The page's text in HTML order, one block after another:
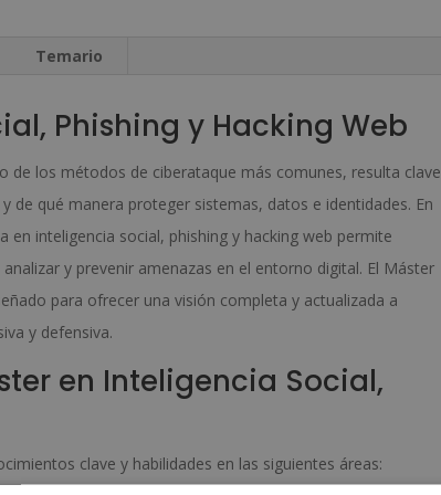
Autentificado
Notario
-
cantidad
Temario
Phishing y Hacking Web
de los métodos de ciberataque más comunes, resulta clave
de qué manera proteger sistemas, datos e identidades. En
inteligencia social, phishing y hacking web permite
y prevenir amenazas en el entorno digital. El Máster
para ofrecer una visión completa y actualizada a
y defensiva.
en Inteligencia Social,
clave y habilidades en las siguientes áreas: